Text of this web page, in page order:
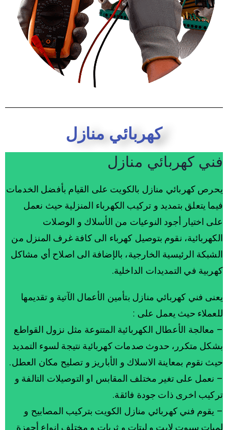
كهربائي منازل
فني كهربائي منازل
يحرص كهربائي منازل بالكويت على القيام بأفضل الخدمات
فيما يتعلق بتمديد و تركيب الكهرباء المنزلية حيث نعمل
على اختيار أجود النوعيات من الأسلاك و الوصلات
الكهربائية، نقوم بتوصيل كهرباء الى كافة غرف المنزل من
الشبكة الرئيسية الخارجية، بالإضافة الى اصلاح أي مشاكل
كهربية في التمديدات الداخلية.
يعنى فني كهربائي منازل بتأمين الأعمال الآتية و تقديمها
للعملاء حيث يعمل على :
– معالجة الأعطال الكهربائية المتنوعة مثل نزول القواطع
بشكل متكرر، حدوث صدمات كهربائية نتيجة لسوء التمديد
حيث نقوم بمعاينة الاسلاك و الأباريز و تصليح مكان العطل.
– نعمل على تغير مختلف المقابس او التوصيلات التالفة و
تركيب اخرى ذات جودة فائقة.
– يقوم فني كهربائي منازل الكويت بتركيب المصابيح و
لمبات سبوت لايت و ليتات و ثريات و مختلف انواع أجهزة